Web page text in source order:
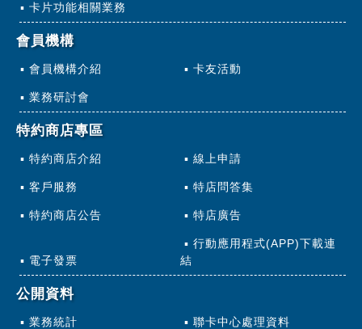
卡片功能相關業務
會員機構
會員機構介紹 卡友活動
業務研討會
特約商店專區
特約商店介紹 線上申請
客戶服務 特店問答集
特約商店公告 特店廣告
電子發票
行動應用程式(APP)下載連
結
公開資料
業務統計 聯卡中心處理資料